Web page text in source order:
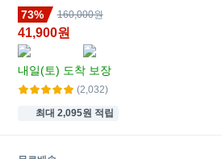
73%
160,000원
41,900원
내일(토) 도착 보장
(2,032)
최대 2,095원 적립